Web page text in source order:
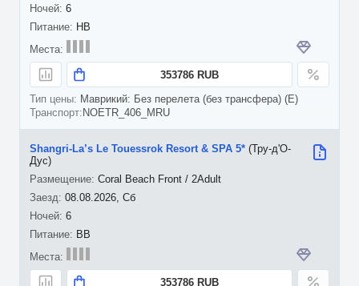
6
HB
353786 RUB
Маврикий: Без перелета (без трансфера) (E)
NOETR_406_MRU
08.08.2026, Сб
6
Shangri-La’s Le Touessrok Resort & SPA 5* (Тру-д'О-
Дус)
Coral Beach Front / 2Adult
BB
353786 RUB